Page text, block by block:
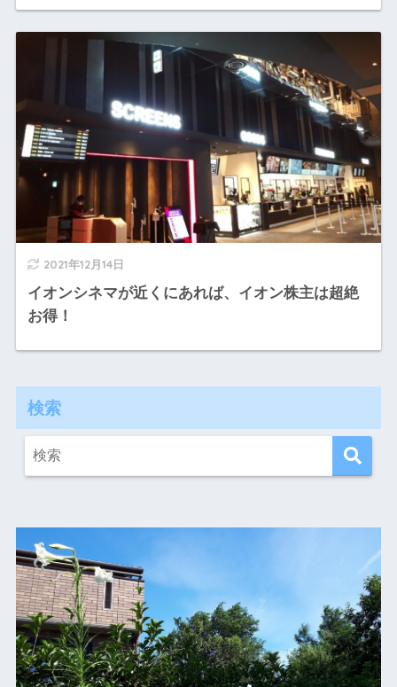
2021年12月14日
イオンシネマが近くにあれば、イオン株主は超絶
お得！
検索